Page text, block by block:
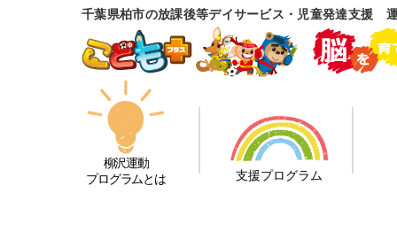
千葉県柏市の放課後等デイサービス・児童発達支援
柳沢運動
プログラムとは
支援プログラム